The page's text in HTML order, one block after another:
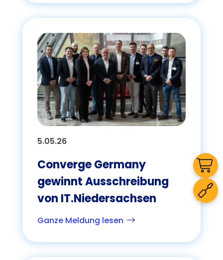
5.05.26
Converge Germany
gewinnt Ausschreibung
von IT.Niedersachsen
Ganze Meldung lesen $